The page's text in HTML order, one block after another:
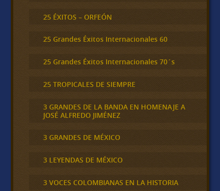
25 ÉXITOS – ORFEÓN
25 Grandes Éxitos Internacionales 60
25 Grandes Éxitos Internacionales 70´s
25 TROPICALES DE SIEMPRE
3 GRANDES DE LA BANDA EN HOMENAJE A
JOSÉ ALFREDO JIMÉNEZ
3 GRANDES DE MÉXICO
3 LEYENDAS DE MÉXICO
3 VOCES COLOMBIANAS EN LA HISTORIA